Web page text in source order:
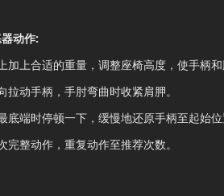
动作:
加上合适的重量，调整座椅高度，使手柄
拉动手柄，手肘弯曲时收紧肩胛。
底端时停顿一下，缓慢地还原手柄至起始
完整动作，重复动作至推荐次数。